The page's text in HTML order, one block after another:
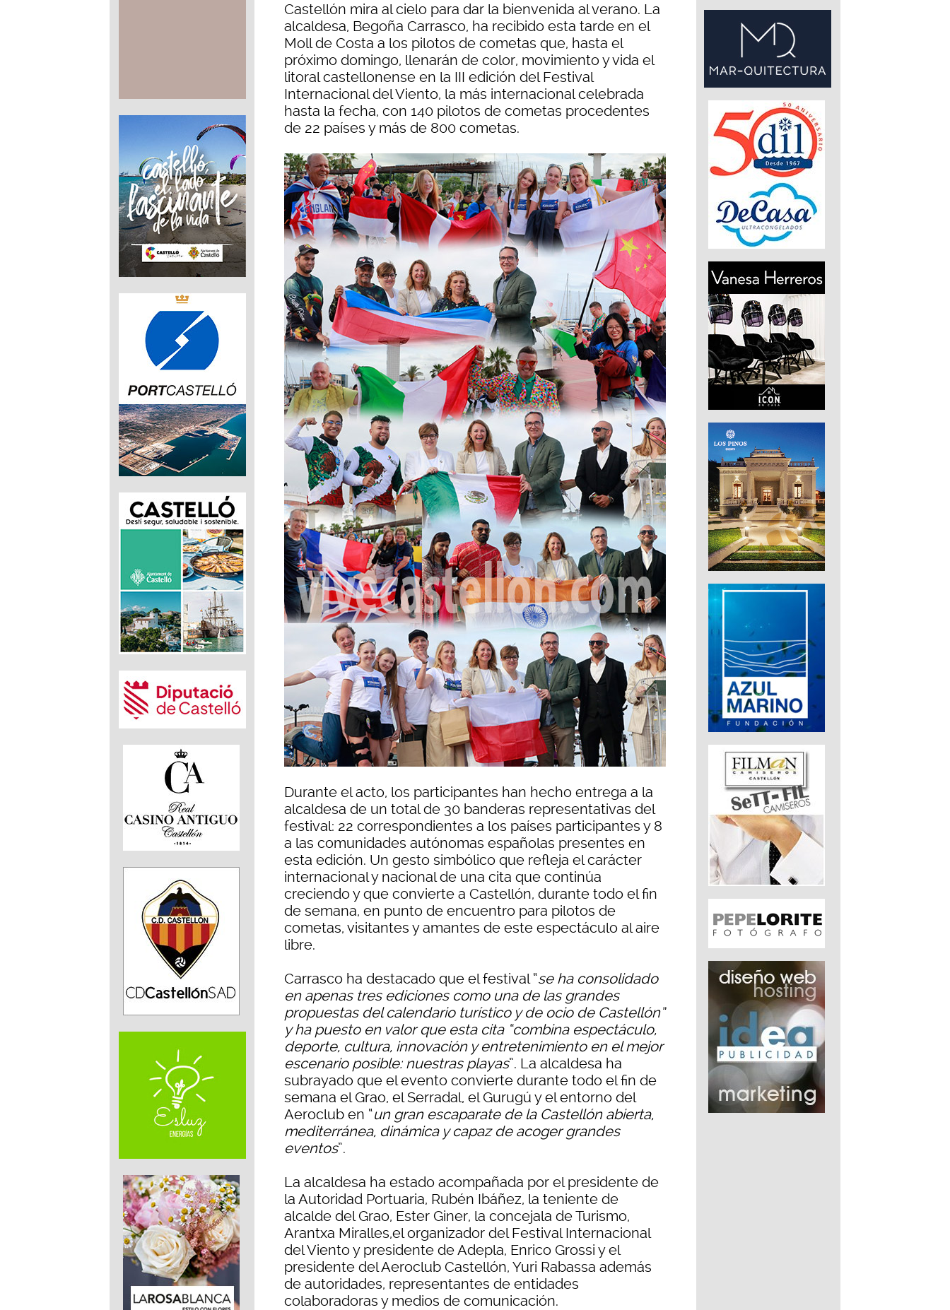
Castellón mira al cielo para dar la bienvenida al verano. La
alcaldesa, Begoña Carrasco, ha recibido esta tarde en el
Moll de Costa a los pilotos de cometas que, hasta el
próximo domingo, llenarán de color, movimiento y vida el
litoral castellonense en la III edición del Festival
Internacional del Viento, la más internacional celebrada
hasta la fecha, con 140 pilotos de cometas procedentes
de 22 países y más de 800 cometas.
Durante el acto, los participantes han hecho entrega a la
alcaldesa de un total de 30 banderas representativas del
festival: 22 correspondientes a los países participantes y 8
a las comunidades autónomas españolas presentes en
esta edición. Un gesto simbólico que refleja el carácter
internacional y nacional de una cita que continúa
creciendo y que convierte a Castellón, durante todo el fin
de semana, en punto de encuentro para pilotos de
cometas, visitantes y amantes de este espectáculo al aire
libre.
Carrasco ha destacado que el festival “se ha consolidado
en apenas tres ediciones como una de las grandes
propuestas del calendario turístico y de ocio de Castellón”
y ha puesto en valor que esta cita “combina espectáculo,
deporte, cultura, innovación y entretenimiento en el mejor
escenario posible: nuestras playas”. La alcaldesa ha
subrayado que el evento convierte durante todo el fin de
semana el Grao, el Serradal, el Gurugú y el entorno del
Aeroclub en “un gran escaparate de la Castellón abierta,
mediterránea, dinámica y capaz de acoger grandes
eventos”.
La alcaldesa ha estado acompañada por el presidente de
la Autoridad Portuaria, Rubén Ibáñez, la teniente de
alcalde del Grao, Ester Giner, la concejala de Turismo,
Arantxa Miralles,el organizador del Festival Internacional
del Viento y presidente de Adepla, Enrico Grossi y el
presidente del Aeroclub Castellón, Yuri Rabassa además
de autoridades, representantes de entidades
colaboradoras y medios de comunicación.